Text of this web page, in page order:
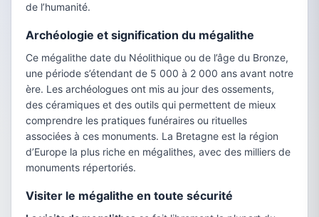
de l’humanité.
Archéologie et signification du mégalithe
Ce mégalithe date du Néolithique ou de l’âge du Bronze,
une période s’étendant de 5 000 à 2 000 ans avant notre
ère. Les archéologues ont mis au jour des ossements,
des céramiques et des outils qui permettent de mieux
comprendre les pratiques funéraires ou rituelles
associées à ces monuments. La Bretagne est la région
d’Europe la plus riche en mégalithes, avec des milliers de
monuments répertoriés.
Visiter le mégalithe en toute sécurité